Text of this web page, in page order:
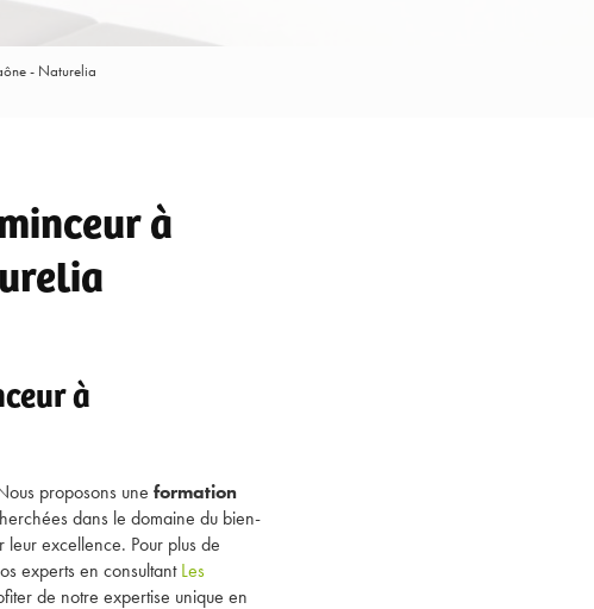
- Naturelia
à
à
proposons une formation
dans le domaine du bien-
excellence. Pour plus de
experts en consultant Les
de notre expertise unique en